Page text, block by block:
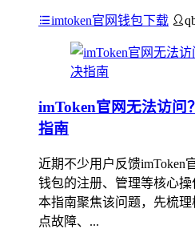
imtoken官网钱包下载
imToken官网无法访问
指南
近期不少用户反馈imToken
钱包的注册、管理等核心操
本指南聚焦该问题，先梳
点故障、...